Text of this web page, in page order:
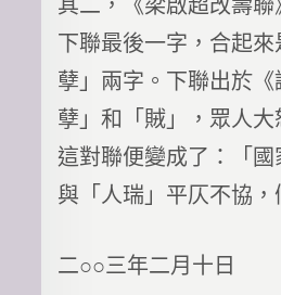
其二，《梁啟超改壽
下聯最後一字，合起
孽」兩字。下聯出於
孽」和「賊」，眾人
這對聯便變成了：「
與「人瑞」平仄不協，
二○○三年二月十日